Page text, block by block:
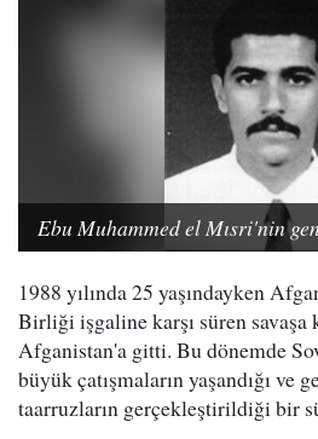
Ebu Muhammed el Mısri'nin
1988 yılında 25 yaşındayken
Birliği işgaline karşı süren savaşa
Afganistan'a gitti. Bu dönemde
büyük çatışmaların yaşandığı ve
taarruzların gerçekleştirildiği bir